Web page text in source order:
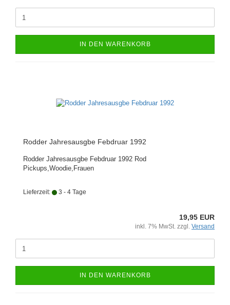
IN DEN WARENKORB
Rodder Jahresausgbe Febdruar 1992
Rodder Jahresausgbe Febdruar 1992 Rod
Pickups,Woodie,Frauen
Lieferzeit: 3 - 4 Tage
19,95 EUR
inkl. 7% MwSt. zzgl. Versand
IN DEN WARENKORB